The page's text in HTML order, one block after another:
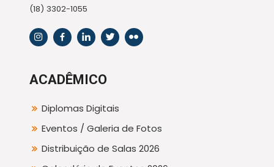
(18) 3302-1055
ACADÊMICO
Diplomas Digitais
Eventos / Galeria de Fotos
Distribuição de Salas 2026